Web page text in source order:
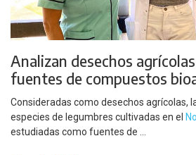
Analizan desechos
fuentes de compuestos
Consideradas como desechos agrícolas,
especies de legumbres cultivadas en el
estudiadas como fuentes de ...